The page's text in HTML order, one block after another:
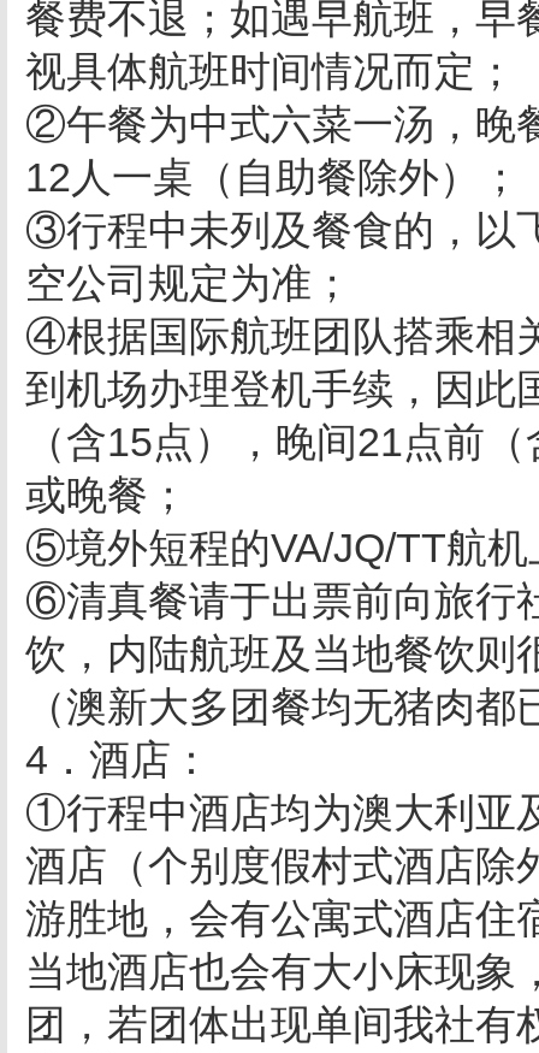
餐费不退；如遇早航班，早
视具体航班时间情况而定；
②午餐为中式六菜一汤，晚
12人一桌（自助餐除外）；
③行程中未列及餐食的，以
空公司规定为准；
④根据国际航班团队搭乘相
到机场办理登机手续，因此
（含15点），晚间21点前
或晚餐；
⑤境外短程的VA/JQ/TT航
⑥清真餐请于出票前向旅行
饮，内陆航班及当地餐饮则
（澳新大多团餐均无猪肉
4．酒店：
①行程中酒店均为澳大利亚
酒店（个别度假村式酒店除
游胜地，会有公寓式酒店住
当地酒店也会有大小床现象
团，若团体出现单间我社